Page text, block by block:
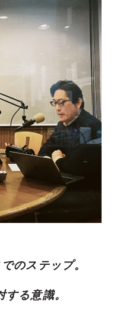
のステップ。
る意識。